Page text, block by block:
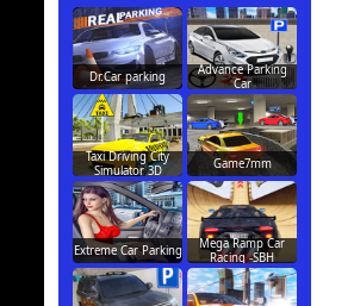
Dr.Car parking
Advance Parking
Car
Taxi Driving City
Simulator 3D
Game7mm
Extreme Car Parking
Mega Ramp Car
Racing -SBH